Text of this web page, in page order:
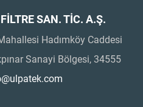
SAN. TİC. A.Ş.
Hadımköy Caddesi
Sanayi Bölgesi, 34555